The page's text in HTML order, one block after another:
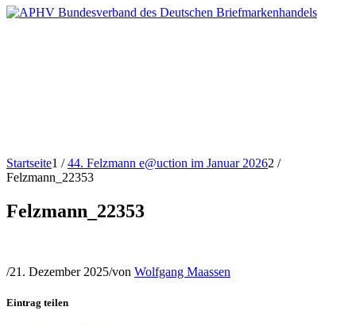
Startseite1 / 44. Felzmann e@uction im Januar 20262 /
Felzmann_22353
Felzmann_22353
/21. Dezember 2025/von Wolfgang Maassen
Eintrag teilen